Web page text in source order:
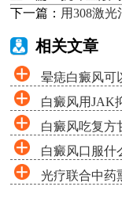
下一篇： 用308激
相关文章
晕痣白癜风可
白癜风用JAK
白癜风吃复方
白癜风口服什
光疗联合中药